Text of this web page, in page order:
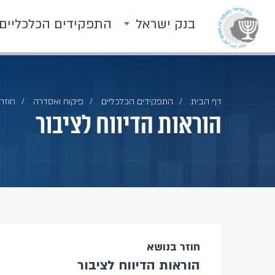
בנק ישראל התפקידים
דף הבית התפקידים הכלכליים פיקוח ואסדרה
הוראות הדיווח לציבור
חוזר בנושא
הוראות הדיווח לציבור